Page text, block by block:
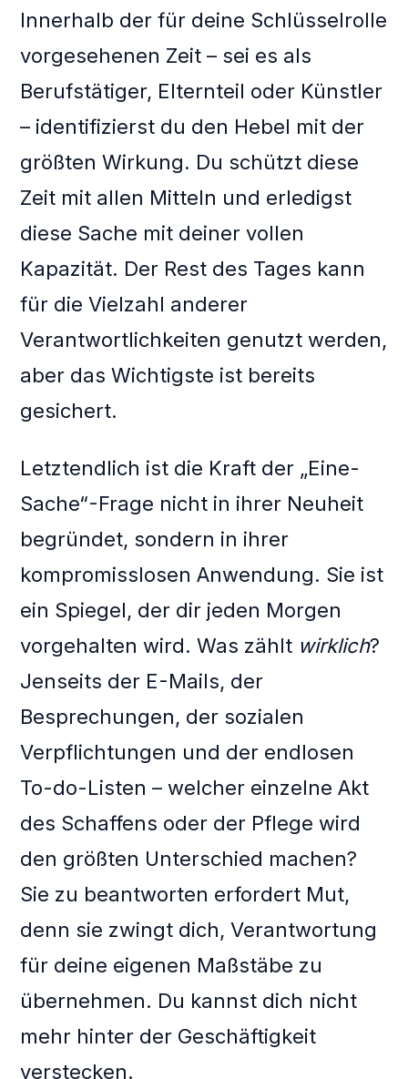
Innerhalb der für deine Schlüsselrolle
vorgesehenen Zeit – sei es als
Berufstätiger, Elternteil oder Künstler
– identifizierst du den Hebel mit der
größten Wirkung. Du schützt diese
Zeit mit allen Mitteln und erledigst
diese Sache mit deiner vollen
Kapazität. Der Rest des Tages kann
für die Vielzahl anderer
Verantwortlichkeiten genutzt werden,
aber das Wichtigste ist bereits
gesichert.
Letztendlich ist die Kraft der „Eine-
Sache“-Frage nicht in ihrer Neuheit
begründet, sondern in ihrer
kompromisslosen Anwendung. Sie ist
ein Spiegel, der dir jeden Morgen
vorgehalten wird. Was zählt wirklich?
Jenseits der E-Mails, der
Besprechungen, der sozialen
Verpflichtungen und der endlosen
To-do-Listen – welcher einzelne Akt
des Schaffens oder der Pflege wird
den größten Unterschied machen?
Sie zu beantworten erfordert Mut,
denn sie zwingt dich, Verantwortung
für deine eigenen Maßstäbe zu
übernehmen. Du kannst dich nicht
mehr hinter der Geschäftigkeit
verstecken.